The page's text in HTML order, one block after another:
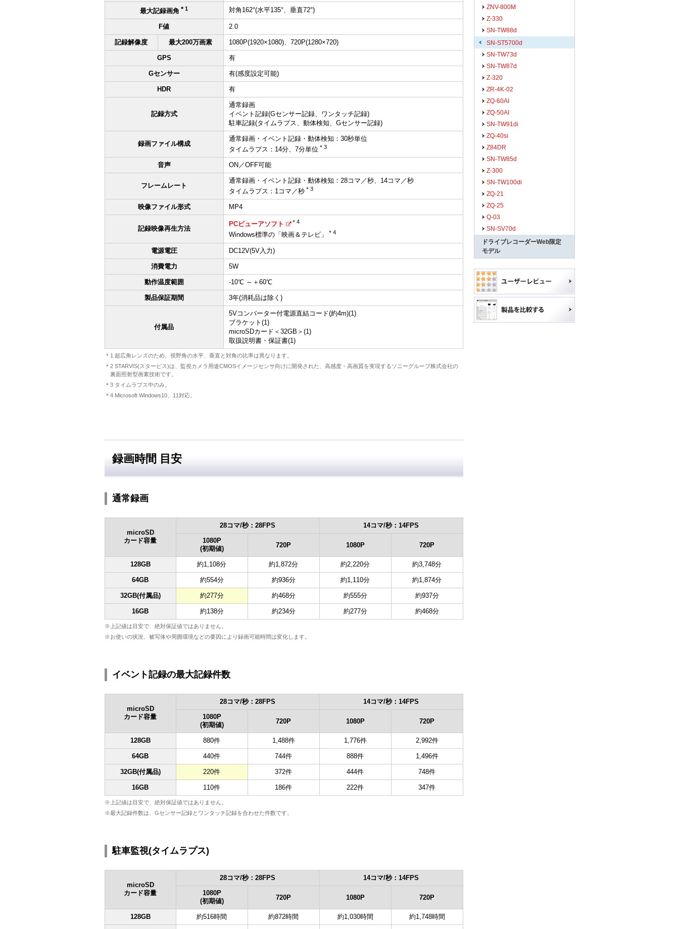
最大記録画角 ＊1 対角162°(水平135°、垂直72°)
F値 2.0
記録解像度 最大200万画素 1080P(1920×1080)、720P(1280×720)
GPS 有
Gセンサー 有(感度設定可能)
HDR 有
記録方式
通常録画
イベント記録(Gセンサー記録、ワンタッチ記録)
駐車記録(タイムラプス、動体検知、Gセンサー記録)
録画ファイル構成
通常録画・イベント記録・動体検知：30秒単位
タイムラプス：14分、7分単位 ＊3
音声 ON／OFF可能
フレームレート
通常録画・イベント記録・動体検知：28コマ／秒、14コマ／秒
タイムラプス：1コマ／秒 ＊3
映像ファイル形式 MP4
記録映像再生方法
PCビューアソフト ＊4
Windows標準の「映画＆テレビ」 ＊4
電源電圧 DC12V(5V入力)
消費電力 5W
動作温度範囲 -10℃ ～＋60℃
製品保証期間 3年(消耗品は除く)
付属品
5Vコンバーター付電源直結コード(約4m)(1)
ブラケット(1)
microSDカード＜32GB＞(1)
取扱説明書・保証書(1)
＊1 超広角レンズのため、視野角の水平、垂直と対角の比率は異なります。
＊2 STARVIS(スタービス)は、監視カメラ用途CMOSイメージセンサ向けに開発された、高感度・高画質を実現するソニーグループ株式会社の
裏面照射型画素技術です。
＊3 タイムラプス中のみ。
＊4 Microsoft Windows10、11対応。
録画時間 目安
通常録画
microSD
カード容量
28コマ/秒：28FPS
14コマ/秒：14FPS
1080P
(初期値)
720P 1080P 720P
128GB 約1,108分 約1,872分 約2,220分 約3,748分
64GB 約554分 約936分 約1,110分 約1,874分
32GB(付属品) 約277分 約468分 約555分 約937分
16GB 約138分 約234分 約277分 約468分
※上記値は目安で、絶対保証値ではありません。
※お使いの状況、被写体や周囲環境などの要因により録画可能時間は変化します。
イベント記録の最大記録件数
microSD
カード容量
28コマ/秒：28FPS
14コマ/秒：14FPS
1080P
(初期値)
720P 1080P 720P
128GB 880件 1,488件 1,776件 2,992件
64GB 440件 744件 888件 1,496件
32GB(付属品) 220件 372件 444件 748件
16GB 110件 186件 222件 347件
※上記値は目安で、絶対保証値ではありません。
※最大記録件数は、Gセンサー記録とワンタッチ記録を合わせた件数です。
駐車監視(タイムラプス)
microSD
カード容量
28コマ/秒：28FPS
14コマ/秒：14FPS
1080P
(初期値)
720P 1080P 720P
128GB 約516時間 約872時間 約1,030時間 約1,748時間
ZNV-800M
Z-330
SN-TW88d
SN-ST5700d
SN-TW73d
SN-TW87d
Z-320
ZR-4K-02
ZQ-60AI
ZQ-50AI
SN-TW91di
ZQ-40si
Z84DR
SN-TW85d
Z-300
SN-TW100di
ZQ-21
ZQ-25
Q-03
SN-SV70d
ドライブレコーダーWeb限定
モデル